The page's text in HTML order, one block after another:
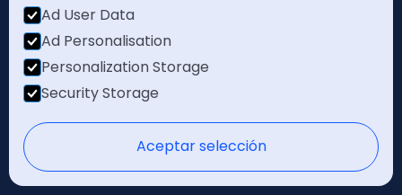
Blog
Movertis TV
Recursos
Movertis Academy
Acerca de
Ad User Data
Ad Personalisation
Personalization Storage
Security Storage
Aceptar selección